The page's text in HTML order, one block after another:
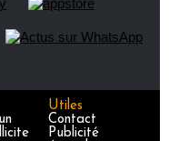
Utiles
Contact
Publicité